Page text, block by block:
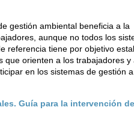
gestión ambiental beneficia a la
aunque no todos los
referencia tiene por objetivo
que orienten a los trabajadores y
en los sistemas de gestión
Guía para la intervención